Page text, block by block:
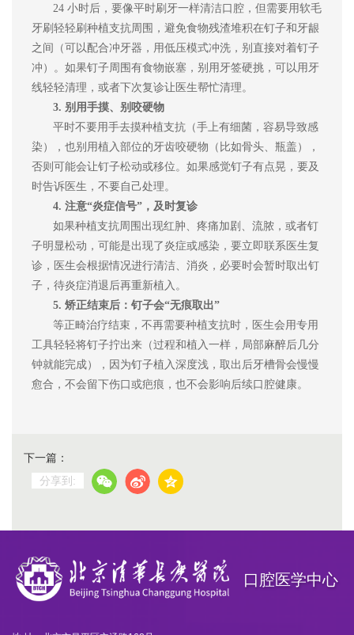
24 小时后，要像平时刷牙一样清洁口腔，但需要用软毛
牙刷轻轻刷种植支抗周围，避免食物残渣堆积在钉子和牙龈
之间（可以配合冲牙器，用低压模式冲洗，别直接对着钉子
冲）。如果钉子周围有食物嵌塞，别用牙签硬挑，可以用牙
线轻轻清理，或者下次复诊让医生帮忙清理。
3. 别用手摸、别咬硬物
平时不要用手去摸种植支抗（手上有细菌，容易导致感
染），也别用植入部位的牙齿咬硬物（比如骨头、瓶盖），
否则可能会让钉子松动或移位。如果感觉钉子有点晃，要及
时告诉医生，不要自己处理。
4. 注意“炎症信号”，及时复诊
如果种植支抗周围出现红肿、疼痛加剧、流脓，或者钉
子明显松动，可能是出现了炎症或感染，要立即联系医生复
诊，医生会根据情况进行清洁、消炎，必要时会暂时取出钉
子，待炎症消退后再重新植入。
5. 矫正结束后：钉子会“无痕取出”
等正畸治疗结束，不再需要种植支抗时，医生会用专用
工具轻轻将钉子拧出来（过程和植入一样，局部麻醉后几分
钟就能完成），因为钉子植入深度浅，取出后牙槽骨会慢慢
愈合，不会留下伤口或疤痕，也不会影响后续口腔健康。
下一篇：
分享到:
口腔医学中心